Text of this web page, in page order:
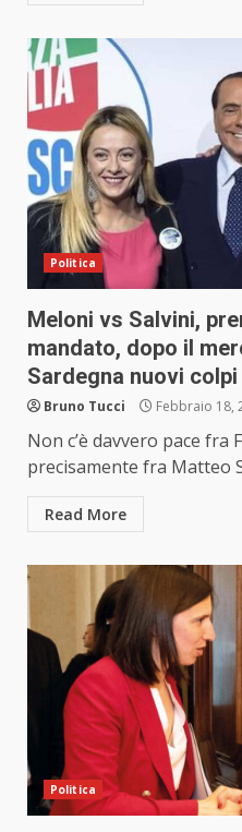
Politica
Meloni vs Salvini,
mandato, dopo il
Sardegna nuovi
Bruno Tucci Febbraio 18,
Non c’è davvero pace fra
precisamente fra Matteo
Read More
Politica